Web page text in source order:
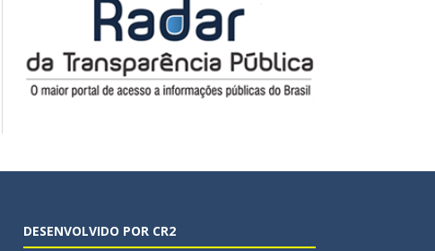
DESENVOLVIDO POR CR2